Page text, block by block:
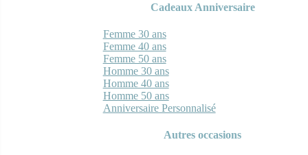
Cadeaux Anniversaire
Femme 30 ans
Femme 40 ans
Femme 50 ans
Homme 30 ans
Homme 40 ans
Homme 50 ans
Anniversaire Personnalisé
Autres occasions